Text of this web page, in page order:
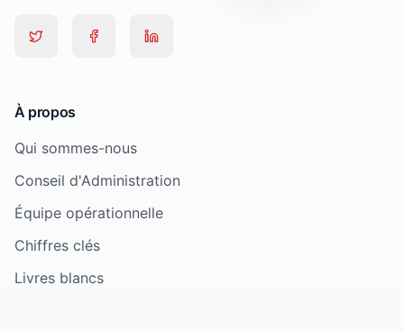
À propos
Qui sommes-nous
Conseil d'Administration
Équipe opérationnelle
Chiffres clés
Livres blancs